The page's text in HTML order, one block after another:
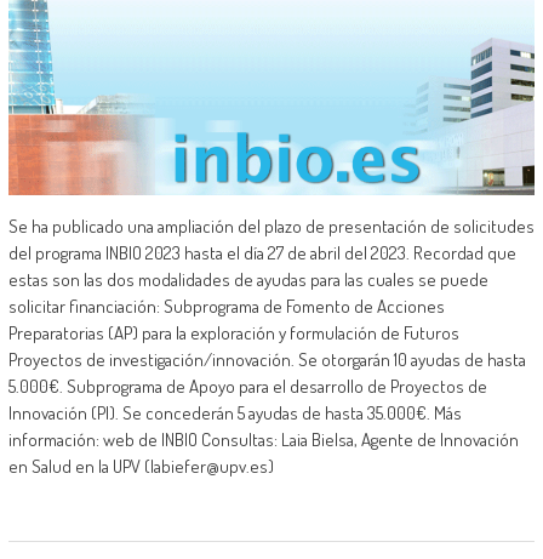
Se ha publicado una ampliación del plazo de presentación de solicitudes
del programa INBIO 2023 hasta el día 27 de abril del 2023. Recordad que
estas son las dos modalidades de ayudas para las cuales se puede
solicitar financiación: Subprograma de Fomento de Acciones
Preparatorias (AP) para la exploración y formulación de Futuros
Proyectos de investigación/innovación. Se otorgarán 10 ayudas de hasta
5.000€. Subprograma de Apoyo para el desarrollo de Proyectos de
Innovación (PI). Se concederán 5 ayudas de hasta 35.000€. Más
información: web de INBIO Consultas: Laia Bielsa, Agente de Innovación
en Salud en la UPV (labiefer@upv.es)